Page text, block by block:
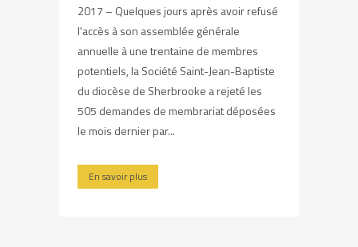
2017 – Quelques jours après avoir refusé
l'accès à son assemblée générale
annuelle à une trentaine de membres
potentiels, la Société Saint-Jean-Baptiste
du diocèse de Sherbrooke a rejeté les
505 demandes de membrariat déposées
le mois dernier par...
En savoir plus